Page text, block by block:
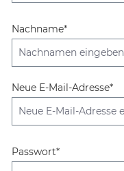
Nachname*
Neue E-Mail-Adresse*
Passwort*